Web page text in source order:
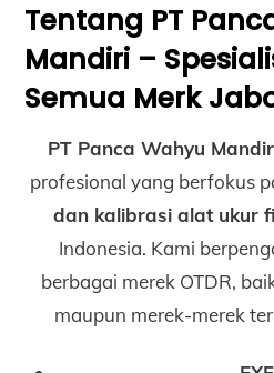
Tentang PT
Mandiri –
Semua Merk
PT Panca Wahyu
profesional yang berfokus
dan kalibrasi alat ukur
Indonesia. Kami
berbagai merek OTDR,
maupun merek-merek